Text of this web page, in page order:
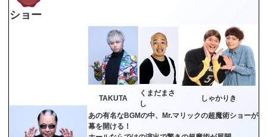
ショー
TAKUTA
くまだまさ
し
しゃかりき
あの有名なBGMの中、Mr.マリックの超魔術ショーが
幕を開ける！